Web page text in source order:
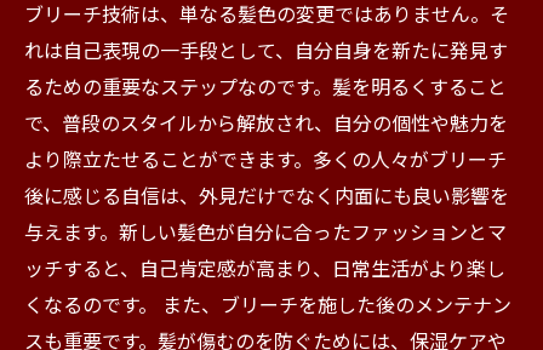
ブリーチ技術は、単なる髪色の変更ではありません。そ
れは自己表現の一手段として、自分自身を新たに発見す
るための重要なステップなのです。髪を明るくすること
で、普段のスタイルから解放され、自分の個性や魅力を
より際立たせることができます。多くの人々がブリーチ
後に感じる自信は、外見だけでなく内面にも良い影響を
与えます。新しい髪色が自分に合ったファッションとマ
ッチすると、自己肯定感が高まり、日常生活がより楽し
くなるのです。 また、ブリーチを施した後のメンテナン
スも重要です。髪が傷むのを防ぐためには、保湿ケアや